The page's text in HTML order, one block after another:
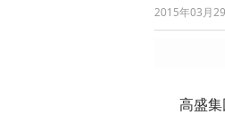
2015年03月
高盛